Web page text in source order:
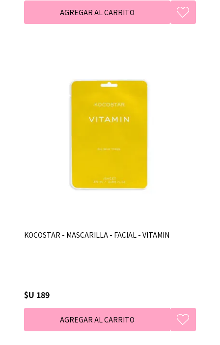
KOCOSTAR - MASCARILLA - FACIAL - VITAMIN
$U 189